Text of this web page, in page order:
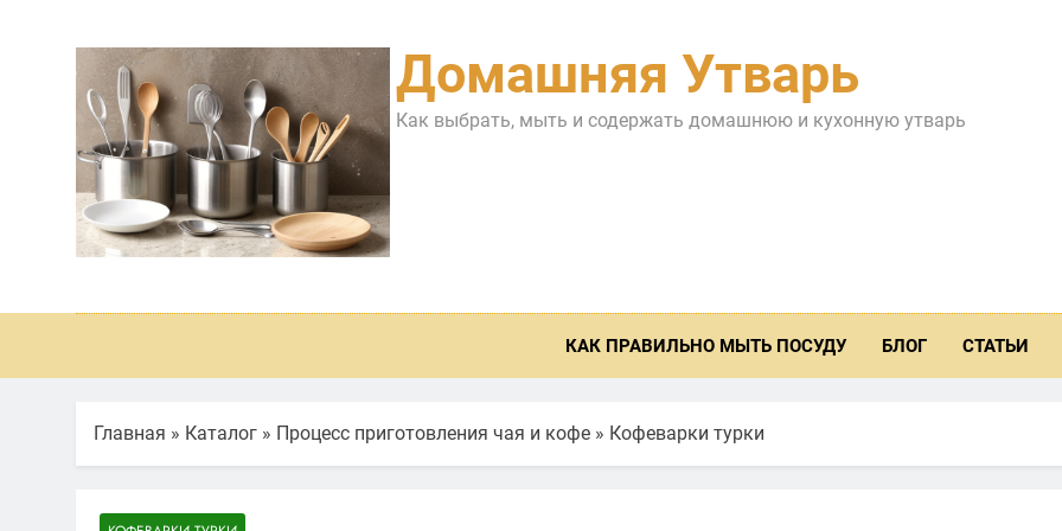
содержимому
Домашняя Утварь
Как выбрать, мыть и содержать домашнюю и кухонную утварь
КАК ПРАВИЛЬНО МЫТЬ ПОСУДУ БЛОГ СТАТЬИ
Главная » Каталог » Процесс приготовления чая и кофе » Кофеварки турки